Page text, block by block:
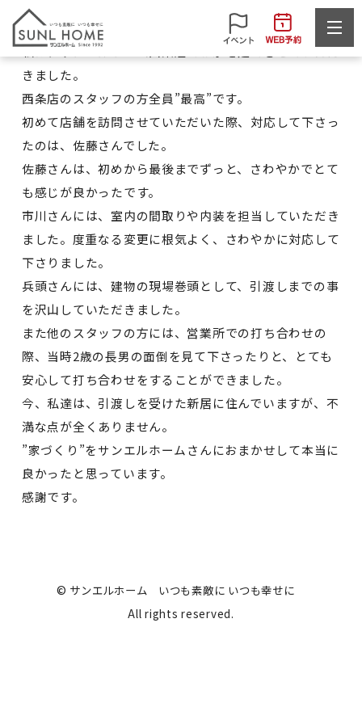
O様
私は、サンエルホーム西条店でお家を建てさせていただ
きました。
西条店のスタッフの方全員”最高”です。
初めて店舗を訪問させていただいた際、対応して下さっ
たのは、佐藤さんでした。
佐藤さんは、初めから最後までずっと、さわやかでとて
も感じが良かったです。
市川さんには、室内の間取りや内装を担当していただき
ました。度重なる変更に根気よく、さわやかに対応して
下さりました。
兵頭さんには、建物の現場巻頭として、引渡しまでの事
を沢山していただきました。
また他のスタッフの方には、営業所での打ち合わせの
際、当時2歳の長男の面倒を見て下さったりと、とても
安心して打ち合わせをすることができました。
今、私達は、引渡しを受けた新居に住んでいますが、不
満な点が全くありません。
”家づくり”をサンエルホームさんにおまかせして本当に
良かったと思っています。
感謝です。
© サンエルホーム いつも素敵に いつも幸せに
All rights reserved.